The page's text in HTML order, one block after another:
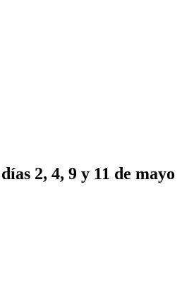
2, 4, 9 y 11 de mayo